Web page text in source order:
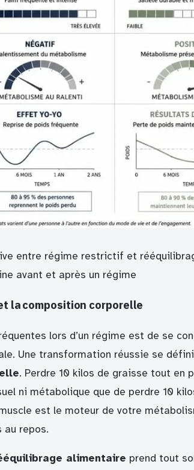
entre régime restrictif et
avant et après un régime
la composition corporelle
lors d’un régime est de se
Une transformation réussie se
. Perdre 10 kilos de graisse tout en
ni métabolique que de perdre 10
est le moteur de votre
au repos.
alimentaire prend tout